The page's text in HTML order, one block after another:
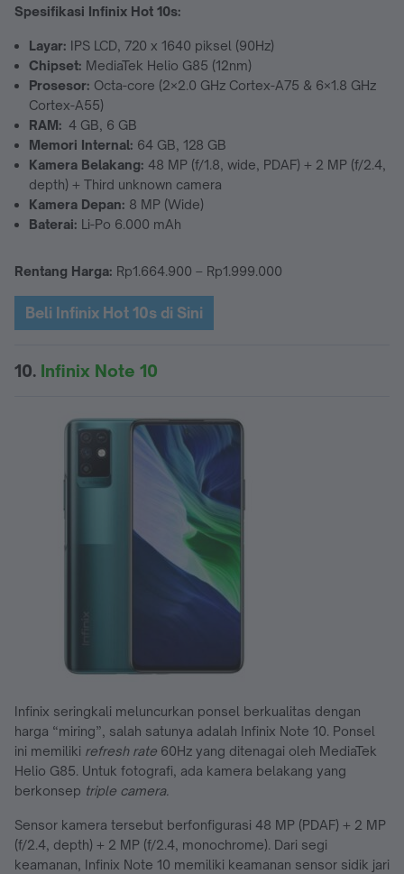
Spesifikasi Infinix Hot 10s:
Layar: IPS LCD, 720 x 1640 piksel (90Hz)
Chipset: MediaTek Helio G85 (12nm)
Prosesor: Octa-core (2×2.0 GHz Cortex-A75 & 6×1.8 GHz
Cortex-A55)
RAM: 4 GB, 6 GB
Memori Internal: 64 GB, 128 GB
Kamera Belakang: 48 MP (f/1.8, wide, PDAF) + 2 MP (f/2.4,
depth) + Third unknown camera
Kamera Depan: 8 MP (Wide)
Baterai: Li-Po 6.000 mAh
Rentang Harga: Rp1.664.900 – Rp1.999.000
Beli Infinix Hot 10s di Sini
10. Infinix Note 10
Infinix seringkali meluncurkan ponsel berkualitas dengan
harga “miring”, salah satunya adalah Infinix Note 10. Ponsel
ini memiliki refresh rate 60Hz yang ditenagai oleh MediaTek
Helio G85. Untuk fotografi, ada kamera belakang yang
berkonsep triple camera.
Sensor kamera tersebut berfonfigurasi 48 MP (PDAF) + 2 MP
(f/2.4, depth) + 2 MP (f/2.4, monochrome). Dari segi
keamanan, Infinix Note 10 memiliki keamanan sensor sidik jari